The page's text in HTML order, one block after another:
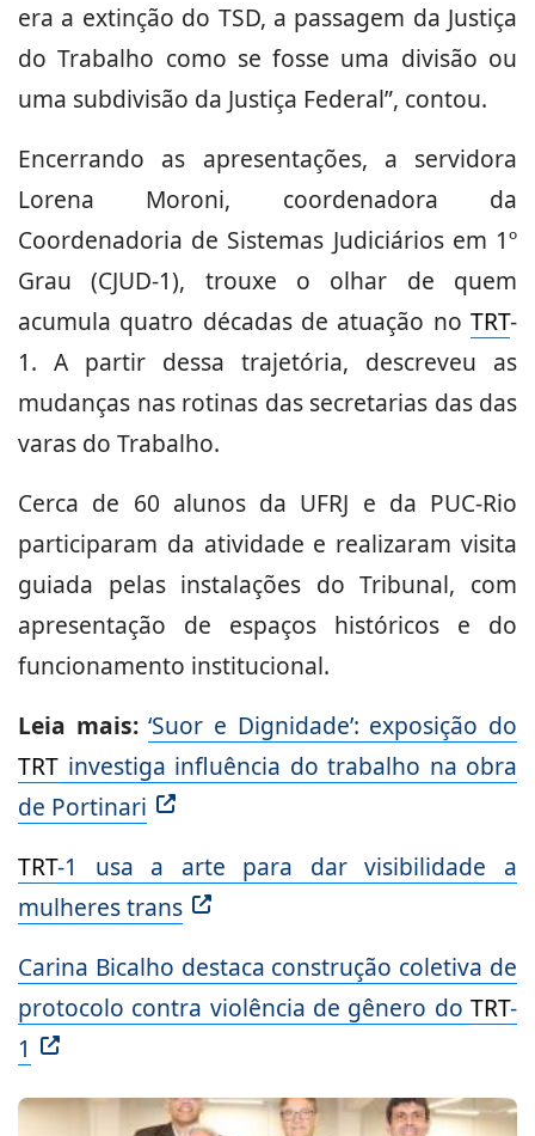
era a extinção do TSD, a passagem da Justiça
do Trabalho como se fosse uma divisão ou
uma subdivisão da Justiça Federal”, contou.
Encerrando as apresentações, a servidora
Lorena Moroni, coordenadora da
Coordenadoria de Sistemas Judiciários em 1º
Grau (CJUD-1), trouxe o olhar de quem
acumula quatro décadas de atuação no TRT-
1. A partir dessa trajetória, descreveu as
mudanças nas rotinas das secretarias das das
varas do Trabalho.
Cerca de 60 alunos da UFRJ e da PUC-Rio
participaram da atividade e realizaram visita
guiada pelas instalações do Tribunal, com
apresentação de espaços históricos e do
funcionamento institucional.
Leia mais:‘Suor e Dignidade’: exposição do
TRT investiga influência do trabalho na obra
de Portinari
TRT-1 usa a arte para dar visibilidade a
mulheres trans
Carina Bicalho destaca construção coletiva de
protocolo contra violência de gênero do TRT-
1